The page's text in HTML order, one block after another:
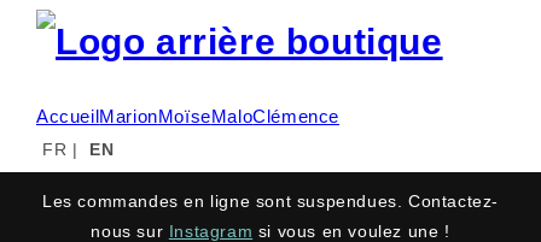
AccueilMarionMoïseMaloClémence
FR | EN
Les commandes en ligne sont suspendues. Contactez-
nous sur Instagram si vous en voulez une !